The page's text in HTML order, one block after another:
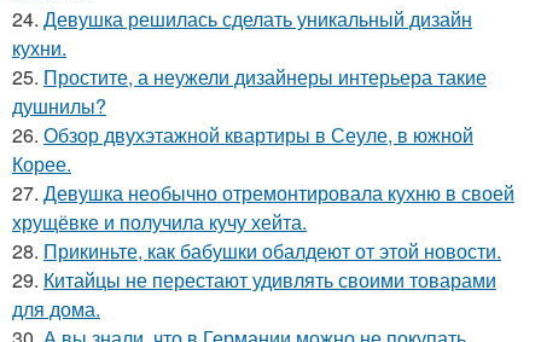
24. Девушка решилась сделать уникальный дизайн
кухни.
25. Простите, а неужели дизайнеры интерьера такие
душнилы?
26. Обзор двухэтажной квартиры в Сеуле, в южной
Корее.
27. Девушка необычно отремонтировала кухню в своей
хрущёвке и получила кучу хейта.
28. Прикиньте, как бабушки обалдеют от этой новости.
29. Китайцы не перестают удивлять своими товарами
для дома.